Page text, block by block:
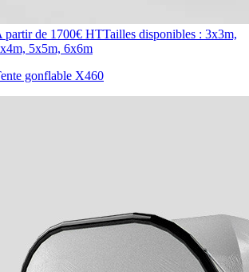
partir de 1700€ HTTailles disponibles : 3x3m,
5x5m, 6x6m
gonflable X460